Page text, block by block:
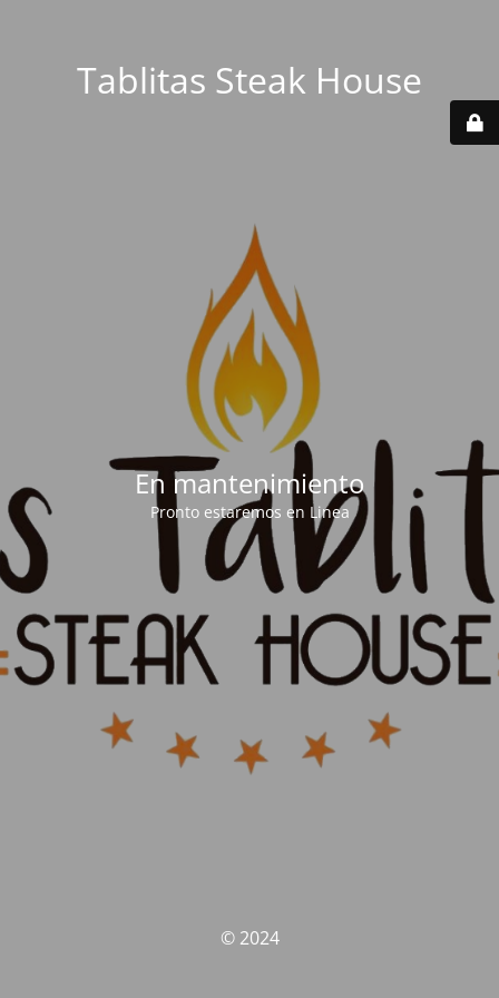
Tablitas Steak House
En mantenimiento
Pronto estaremos en Linea
© 2024